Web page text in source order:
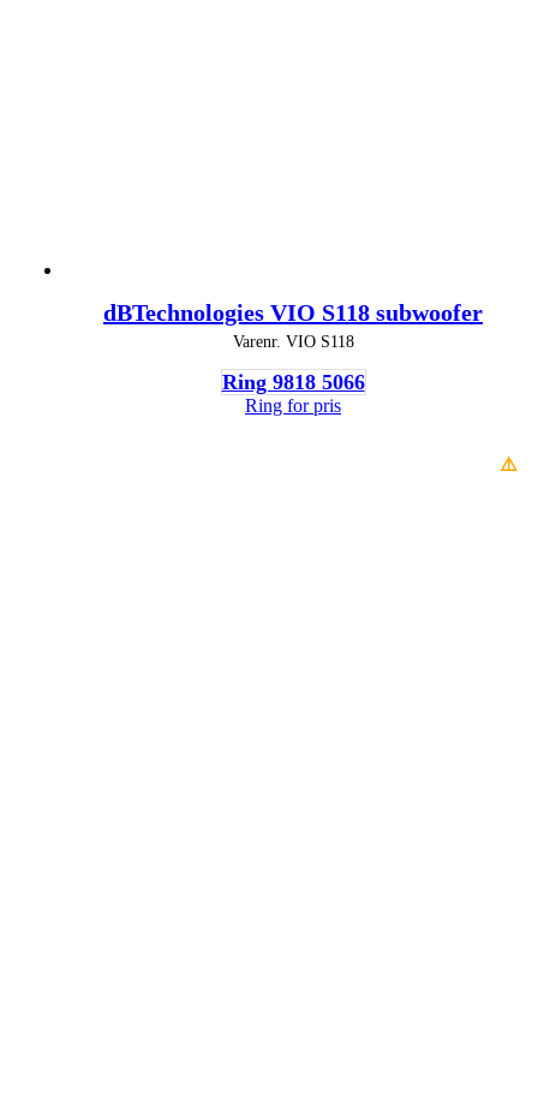
dBTechnologies VIO S118 subwoofer
Varenr. VIO S118
Ring 9818 5066
Ring for pris
⚠️